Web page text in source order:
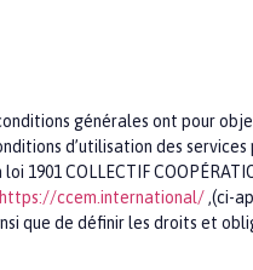
générales ont pour
d’utilisation des services
1901 COLLECTIF
https://ccem.international/ ,(ci-
que de définir les droits et